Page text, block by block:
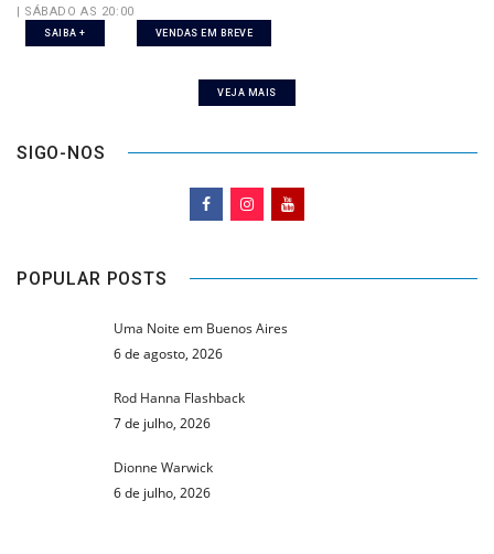
| SÁBADO AS 20:00
VENDAS EM BREVE
SAIBA +
VEJA MAIS
SIGO-NOS
POPULAR POSTS
Uma Noite em Buenos Aires
6 de agosto, 2026
Rod Hanna Flashback
7 de julho, 2026
Dionne Warwick
6 de julho, 2026